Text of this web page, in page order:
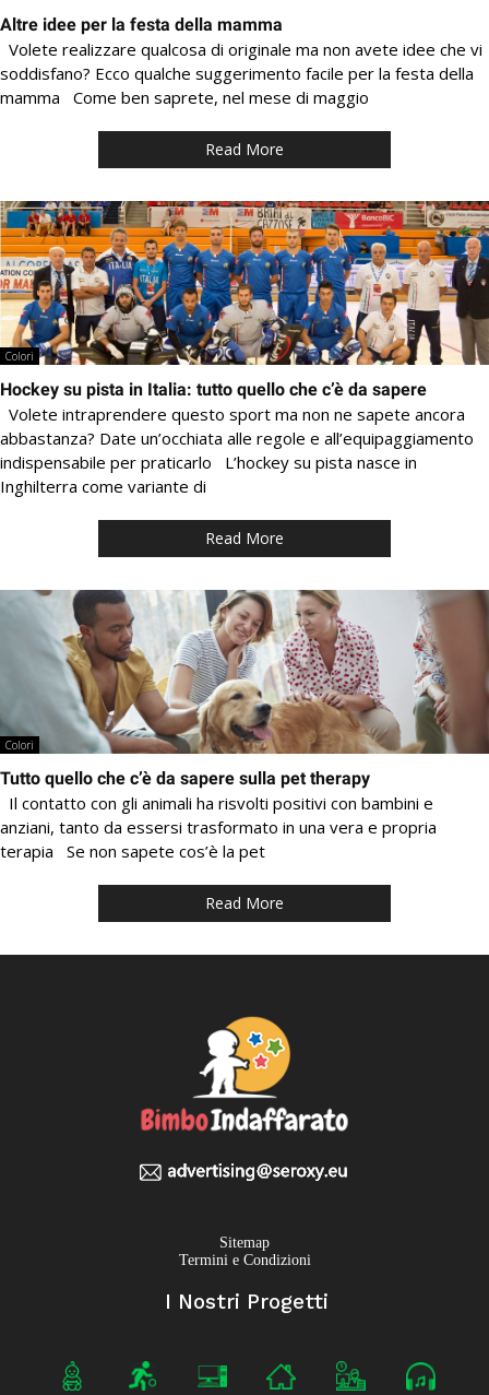
Altre idee per la festa della mamma
Volete realizzare qualcosa di originale ma non avete idee che vi
soddisfano? Ecco qualche suggerimento facile per la festa della
mamma Come ben saprete, nel mese di maggio
Read More
Colori
Hockey su pista in Italia: tutto quello che c’è da sapere
Volete intraprendere questo sport ma non ne sapete ancora
abbastanza? Date un’occhiata alle regole e all’equipaggiamento
indispensabile per praticarlo L’hockey su pista nasce in
Inghilterra come variante di
Read More
Colori
Tutto quello che c’è da sapere sulla pet therapy
Il contatto con gli animali ha risvolti positivi con bambini e
anziani, tanto da essersi trasformato in una vera e propria
terapia Se non sapete cos’è la pet
Read More
Sitemap
Termini e Condizioni
I Nostri Progetti